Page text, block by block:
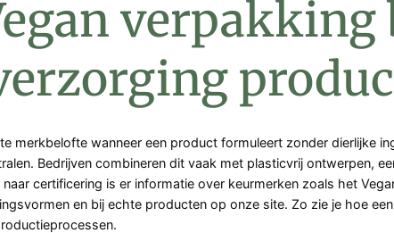
merkbelofte wanneer een product formuleert zonder dierlijke
Bedrijven combineren dit vaak met plasticvrij ontwerpen,
certificering is er informatie over keurmerken zoals het
en bij echte producten op onze site. Zo zie je hoe